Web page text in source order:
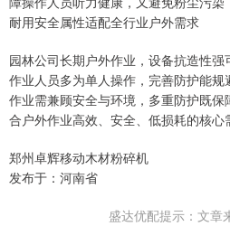
耐用安全属性适配全行业户外需求
园林公司长期户外作业，设备抗造性
作业人员多为单人操作，完善防护能
作业需兼顾安全与环境，多重防护既
合户外作业高效、安全、低损耗的核心
郑州卓辉移动木材粉碎机
发布于：河南省
盛达优配提示：文章